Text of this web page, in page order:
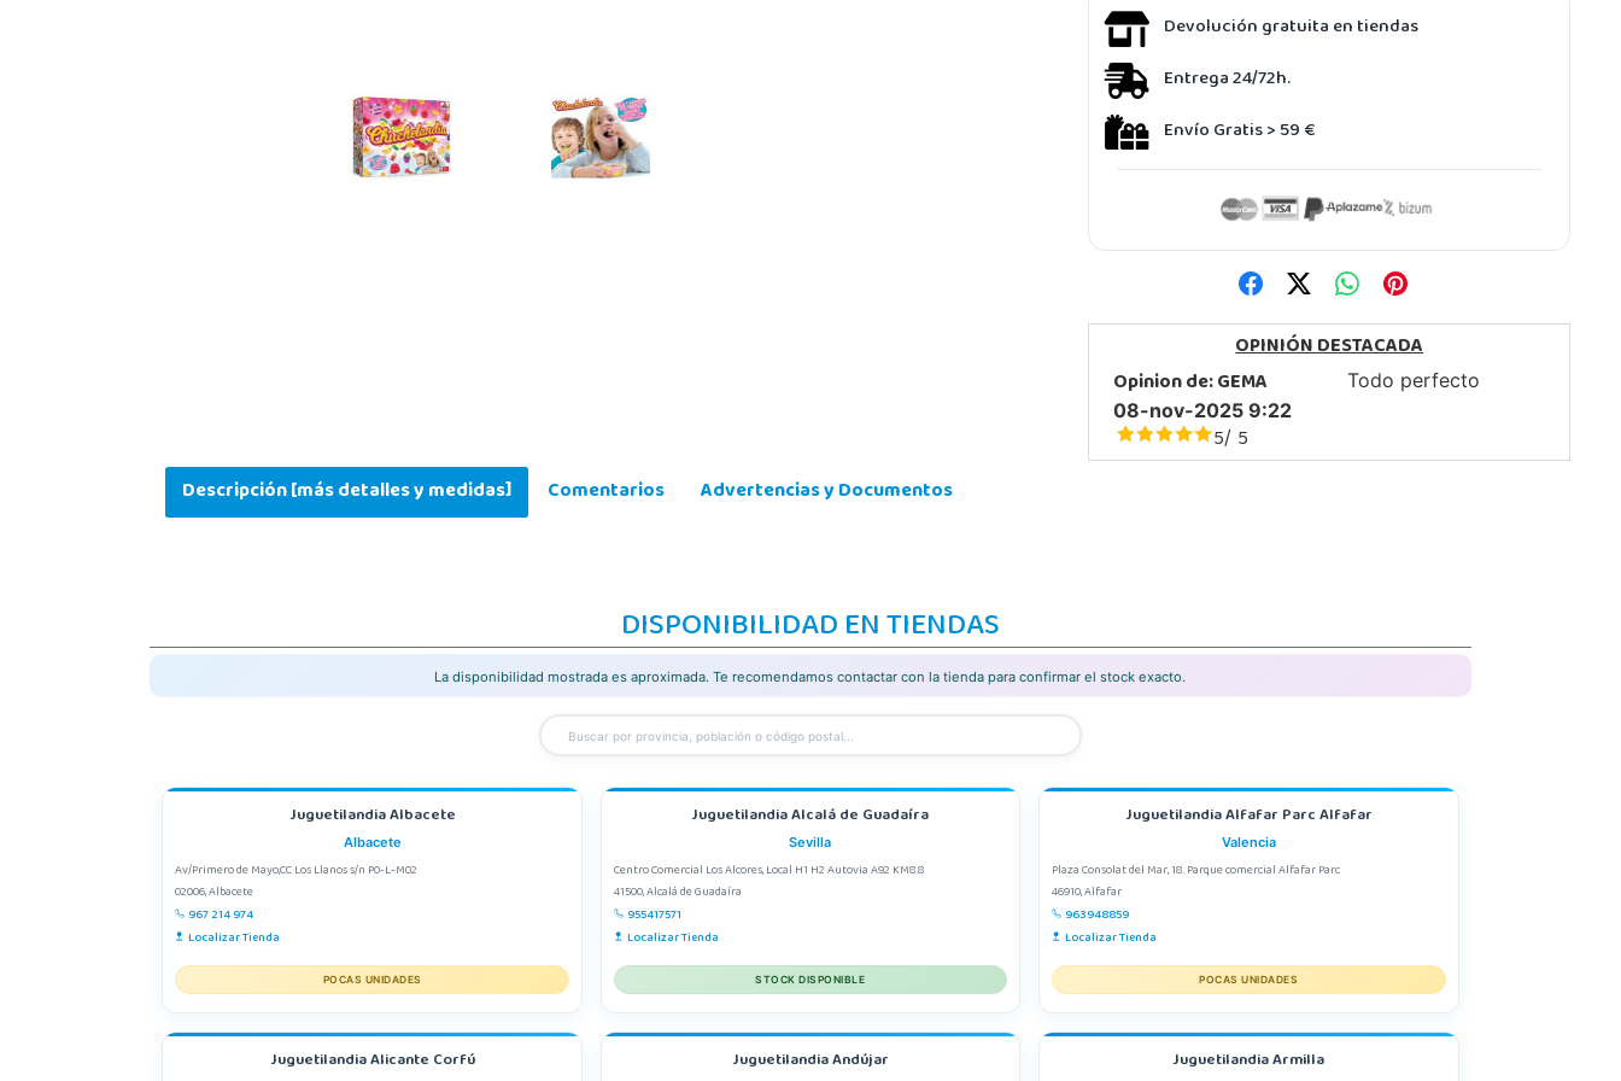
Devolución gratuita en tiendas
Entrega 24/72h.
Envío Gratis > 59 €
OPINIÓN DESTACADA
Opinion de:GEMA
08-nov-2025 9:22
5/ 5
Todo perfecto
Descripción [más detalles y medidas] Comentarios Advertencias y Documentos
DISPONIBILIDAD EN TIENDAS
La disponibilidad mostrada es aproximada. Te recomendamos contactar con la tienda para confirmar el stock exacto.
Juguetilandia Albacete
Albacete
Av/Primero de Mayo,CC Los Llanos s/n P0-L-M02
02006, Albacete
967 214 974
Localizar Tienda
POCAS UNIDADES
Juguetilandia Alcalá de Guadaíra
Sevilla
Centro Comercial Los Alcores, Local H1 H2 Autovia A92 KM8.8
41500, Alcalá de Guadaíra
955417571
Localizar Tienda
STOCK DISPONIBLE
Juguetilandia Alfafar Parc Alfafar
Valencia
Plaza Consolat del Mar, 18. Parque comercial Alfafar Parc
46910, Alfafar
963948859
Localizar Tienda
POCAS UNIDADES
Juguetilandia Alicante Corfú Juguetilandia Andújar Juguetilandia Armilla